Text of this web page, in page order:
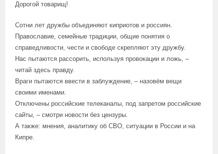
Дорогой товарищ!
Сотни лет дружбы объединяют киприотов и россиян.
Православие, семейные традиции, общие понятия о
справедливости, чести и свободе скрепляют эту дружбу.
Нас пытаются рассорить, используя провокации и ложь, –
читай здесь правду.
Враги пытаются ввести в заблуждение, – назовём вещи
своими именами.
Отключены российские телеканалы, под запретом российские
сайты, – смотри новости без цензуры.
А также: мнения, аналитику об СВО, ситуации в России и на
Кипре.